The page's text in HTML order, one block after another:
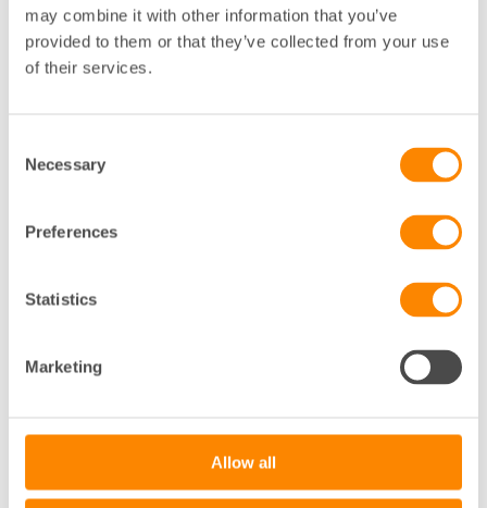
may combine it with other information that you’ve
provided to them or that they’ve collected from your use
of their services.
Selection
Necessary
Preferences
Statistics
Marketing
Allow all